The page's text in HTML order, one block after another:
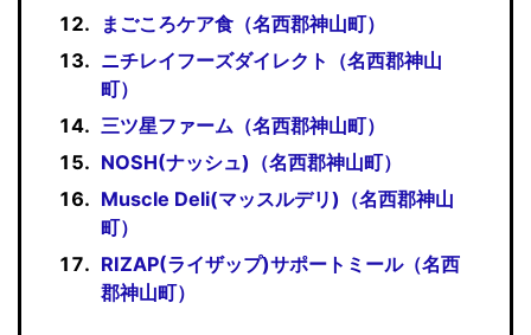
まごころケア食（名西郡神山町）
ニチレイフーズダイレクト（名西郡神山
町）
三ツ星ファーム（名西郡神山町）
NOSH(ナッシュ)（名西郡神山町）
Muscle Deli(マッスルデリ)（名西郡神山
町）
RIZAP(ライザップ)サポートミール（名西
郡神山町）